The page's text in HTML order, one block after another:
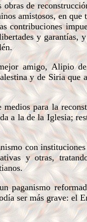
de
amistosos, en que
contribuciones
y garantías,
amigo, Alipio
y de Siria
para la
a la de la Iglesia;
con instituciones
y otras,
ser más grave: el